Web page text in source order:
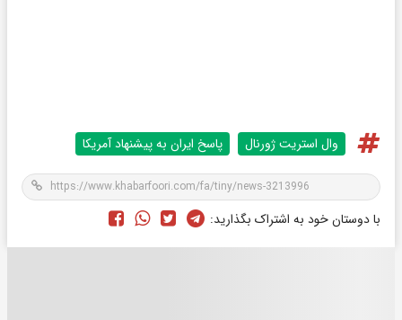
وال استريت ژورنال پاسخ ایران به پیشنهاد آمریکا
با دوستان خود به اشتراک بگذارید: